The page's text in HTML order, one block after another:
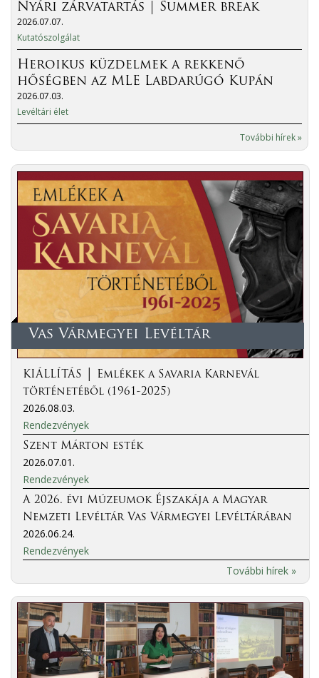
Nyári zárvatartás | Summer break
2026.07.07.
Kutatószolgálat
Heroikus küzdelmek a rekkenő
hőségben az MLE Labdarúgó Kupán
2026.07.03.
Levéltári élet
További hírek »
Vas Vármegyei Levéltár
KIÁLLÍTÁS │ Emlékek a Savaria Karnevál
történetéből (1961-2025)
2026.08.03.
Rendezvények
Szent Márton esték
2026.07.01.
Rendezvények
A 2026. évi Múzeumok Éjszakája a Magyar
Nemzeti Levéltár Vas Vármegyei Levéltárában
2026.06.24.
Rendezvények
További hírek »